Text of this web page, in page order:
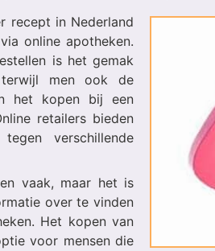
recept in Nederland
online apotheken.
is het gemak
men ook de
het kopen bij een
retailers bieden
verschillende
vaak, maar het is
over te vinden
Het kopen van
voor mensen die